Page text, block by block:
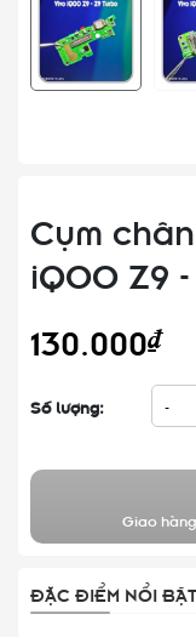
Cụm
iQOO Z9
130.000₫
Số lượng: -
Giao
ĐẶC ĐIỂM NỔI BẬT